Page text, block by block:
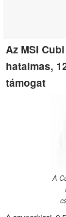
Az MSI
hatalmas,
támogat
A